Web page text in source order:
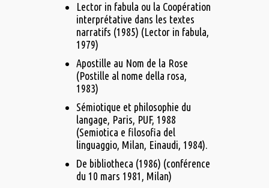
Lector in fabula ou la Coopération
interprétative dans les textes
narratifs (1985) (Lector in fabula,
1979)
Apostille au Nom de la Rose
(Postille al nome della rosa,
1983)
Sémiotique et philosophie du
langage, Paris, PUF, 1988
(Semiotica e filosofia del
linguaggio, Milan, Einaudi, 1984).
De bibliotheca (1986) (conférence
du 10 mars 1981, Milan)